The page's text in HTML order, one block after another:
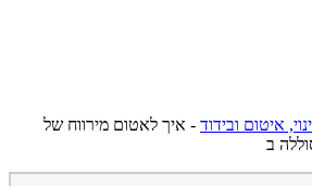
איטום ובידוד - איך לאטום מירווח של
ב